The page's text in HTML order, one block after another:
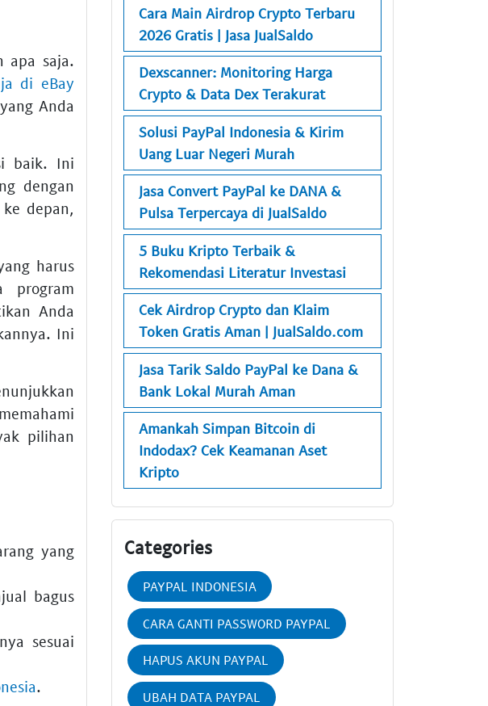
apa saja.
di eBay
Anda
baik. Ini
dengan
ke depan,
harus
program
Anda
Ini
pilihan
yang
bagus
sesuai
.
Cara Main Airdrop Crypto Terbaru
2026 Gratis | Jasa JualSaldo
Dexscanner: Monitoring Harga
Crypto & Data Dex Terakurat
Solusi PayPal Indonesia & Kirim
Uang Luar Negeri Murah
Jasa Convert PayPal ke DANA &
Pulsa Terpercaya di JualSaldo
5 Buku Kripto Terbaik &
Rekomendasi Literatur Investasi
Cek Airdrop Crypto dan Klaim
Token Gratis Aman | JualSaldo.com
Jasa Tarik Saldo PayPal ke Dana &
Bank Lokal Murah Aman
Amankah Simpan Bitcoin di
Indodax? Cek Keamanan Aset
Kripto
Categories
PAYPAL INDONESIA
CARA GANTI PASSWORD PAYPAL
HAPUS AKUN PAYPAL
UBAH DATA PAYPAL